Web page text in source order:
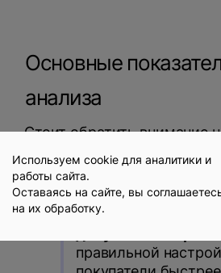
Основные
анализа
Стоит обратить внимание
Скорость работы с
правильной
Используем cookie для аналитики и
работы сайта.
Оставаясь на сайте, вы
на их обработку.